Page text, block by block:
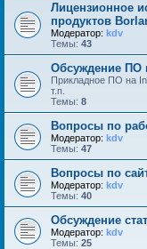
Лицензионное
продуктов
Модератор: kdv
Темы: 43
Обсуждение ПО
Прикладное ПО на
т.п.
Темы: 8
Вопросы по
Модератор: kdv
Темы: 47
Вопросы по
Модератор: kdv
Темы: 40
Обсуждение
Модератор: kdv
Темы: 25